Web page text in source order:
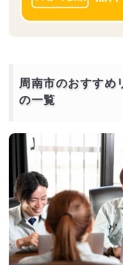
周南市のおすすめ
の一覧